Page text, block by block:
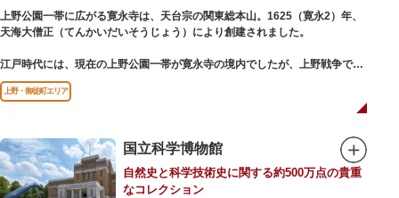
りは、ここ小野照崎神社のものです。
上野公園一帯に広がる寛永寺は、天台宗の関東総本山。1625（寛永2）年、
天海大僧正（てんかいだいそうじょう）により創建されました。
江戸時代には、現在の上野公園一帯が寛永寺の境内でしたが、上野戦争でそ
の多くを焼失。現在は根本中堂をはじめ開山堂（両大師）、不忍池辯天堂、
上野大仏（パゴダ）、輪王殿などの建造物が上野公園とその周辺に点在して
います。戦火を免れた輪王寺門跡御本坊表門、徳川将軍霊廟勅額門など重要
清水観音堂の舞台前に復元された「月の松」は、浮世絵師歌川広重の「名所
江戸百景」にも描かれていることで有名。丸い形の松から不忍池辯天堂を見
下ろす風流な景観は、絶好のフォトスポットとなっています。
上野・御徒町エリア
国立科学博物館
自然史と科学技術史に関する約500万点の貴重
なコレクション